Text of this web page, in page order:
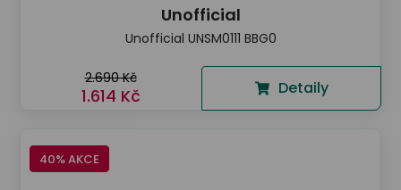
Unofficial
Unofficial UNSM0111 BBG0
2.690 Kč
1.614 Kč Detaily
40% AKCE